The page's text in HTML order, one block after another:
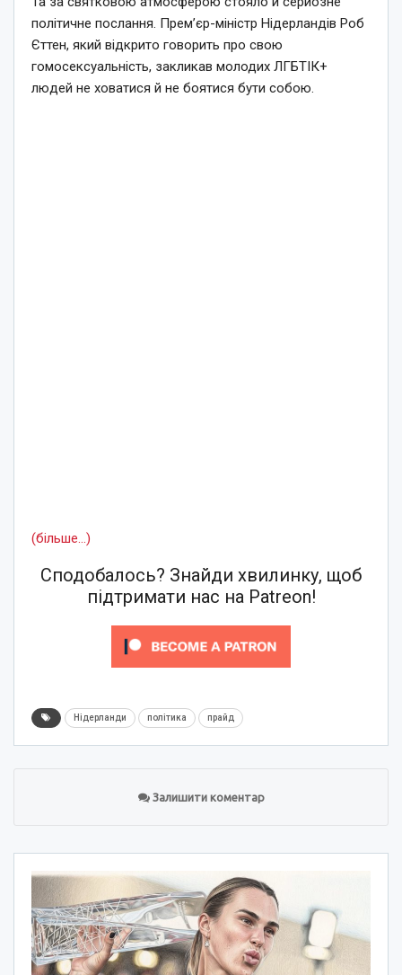
політичне послання. Прем’єр-міністр Нідерландів Роб
Єттен, який відкрито говорить про свою
гомосексуальність, закликав молодих ЛГБТІК+
людей не ховатися й не боятися бути собою.
(більше…)
Сподобалось? Знайди хвилинку, щоб
підтримати нас на Patreon!
Нідерланди політика прайд
Залишити коментар